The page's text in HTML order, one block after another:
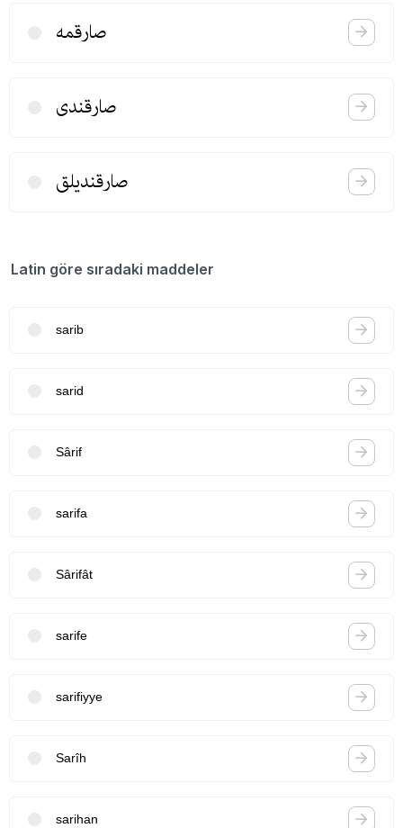
صارقمه
صارقندی
صارقندیلق
Latin göre sıradaki maddeler
sarib
sarid
Sârif
sarifa
Sârifât
sarife
sarifiyye
Sarîh
sarihan